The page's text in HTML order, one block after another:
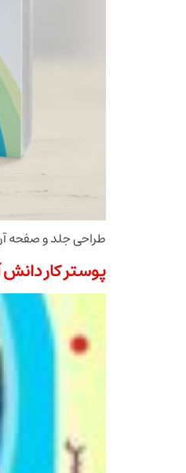
طراحی جلد و صفحه
پوستر کار